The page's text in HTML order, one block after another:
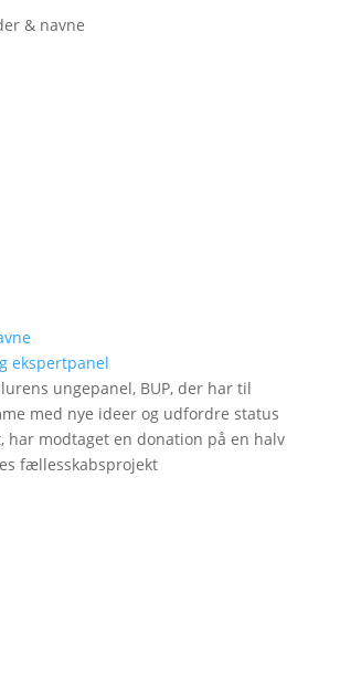
& navne
ekspertpanel
ungepanel, BUP, der har til
med nye ideer og udfordre status
har modtaget en donation på en halv
fællesskabsprojekt